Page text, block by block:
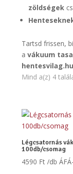
zöldségek
Tartsd frissen,
a vákuum
hentesvilag.hu
Mind a(z) 4
Légcsatornás
100db/csomag
4590 Ft /db